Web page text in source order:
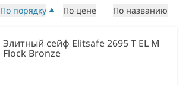
По порядку По цене По названию
Элитный сейф Elitsafe 2695 T EL M
Flock Bronze